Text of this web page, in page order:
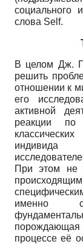
социального
слова Self.
В целом Дж.
решить
отношении к
его
активной
реакции по
индивида
При этом не
именно
порождающая
процессе её